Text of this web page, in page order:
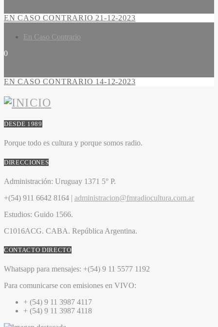
EN CASO CONTRARIO 21-12-2023
En Caso Contrario
0
EN CASO CONTRARIO 14-12-2023
DESDE 1989
Porque todo es cultura y porque somos radio.
DIRECCIONES
Administración: Uruguay 1371 5° P.
+(54) 911 6642 8164 | administracion@fmradiocultura.com.ar
Estudios: Guido 1566.
C1016ACG. CABA. República Argentina.
CONTACTO DIRECTO
Whatsapp para mensajes: +(54) 9 11 5577 1192
Para comunicarse con emisiones en VIVO:
+ (54) 9 11 3987 4117
+ (54) 9 11 3987 4118